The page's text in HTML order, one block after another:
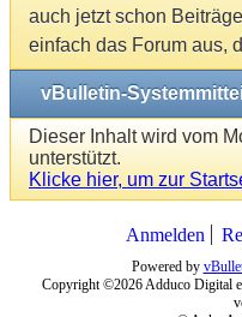
auch jetzt schon
einfach das Forum aus,
vBulletin-
Dieser Inhalt wird vom
unterstützt.
Klicke hier, um zur
Anmelden
Powered by
Copyright ©2026 Adduco Digital